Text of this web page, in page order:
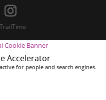
Cookie Banner
Accelerator
for people and search engines.